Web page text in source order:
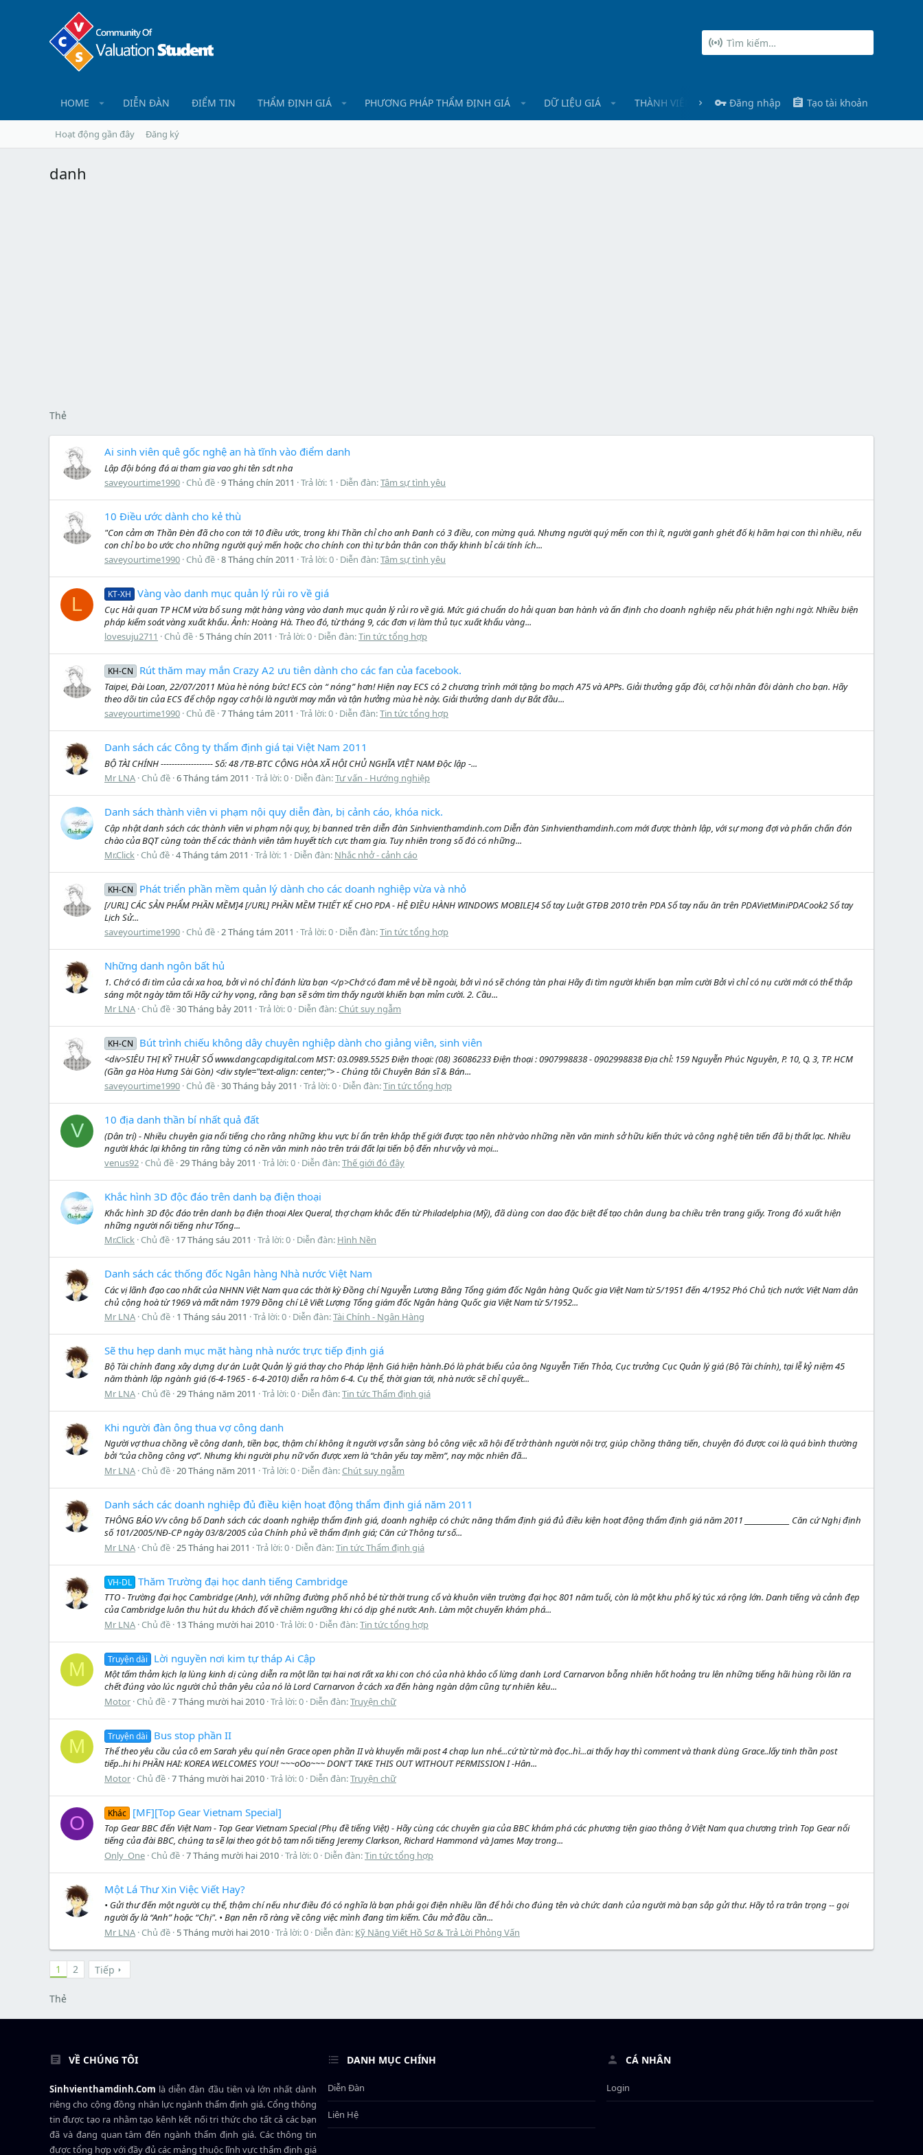
HOME DIỄN ĐÀN ĐIỂM TIN THẨM ĐỊNH GIÁ PHƯƠNG PHÁP THẨM ĐỊNH GIÁ DỮ LIỆU GIÁ THÀNH VIÊN Đăng nhập Tạo tài khoản
Hoạt động gần đây Đăng ký
danh
Thẻ
Ai sinh viên quê gốc nghệ an hà tĩnh vào điểm danh
Lập đội bóng đá ai tham gia vao ghi tên sdt nha
saveyourtime1990 Chủ đề 9 Tháng chín 2011 Trả lời: 1 Diễn đàn:Tâm sự tình yêu
10 Điều ước dành cho kẻ thù
"Con cảm ơn Thần Đèn đã cho con tới 10 điều ước, trong khi Thần chỉ cho anh Đanh có 3 điều, con mừng quá. Nhưng người quý mến con thì ít, người ganh ghét đố kị hãm hại con thì nhiều, nếu
con chỉ bo bo ước cho những người quý mến hoặc cho chính con thì tự bản thân con thấy khinh bỉ cái tính ích...
saveyourtime1990 Chủ đề 8 Tháng chín 2011 Trả lời: 0 Diễn đàn:Tâm sự tình yêu
L KT-XH Vàng vào danh mục quản lý rủi ro về giá
Cục Hải quan TP HCM vừa bổ sung mặt hàng vàng vào danh mục quản lý rủi ro về giá. Mức giá chuẩn do hải quan ban hành và ấn định cho doanh nghiệp nếu phát hiện nghi ngờ. Nhiều biện
pháp kiểm soát vàng xuất khẩu. Ảnh: Hoàng Hà. Theo đó, từ tháng 9, các đơn vị làm thủ tục xuất khẩu vàng...
lovesuju2711
Chủ đề 5 Tháng chín 2011 Trả lời: 0 Diễn đàn:Tin tức tổng hợp
KH-CN Rút thăm may mắn Crazy A2 ưu tiên dành cho các fan của facebook.
Taipei, Đài Loan, 22/07/2011 Mùa hè nóng bức! ECS còn “ nóng” hơn! Hiện nay ECS có 2 chương trình mới tặng bo mạch A75 và APPs. Giải thưởng gấp đôi, cơ hội nhân đôi dành cho bạn. Hãy
theo dõi tin của ECS để chộp ngay cơ hội là người may mắn và tận hưởng mùa hè này. Giải thưởng danh dự Bắt đầu...
saveyourtime1990 Chủ đề 7 Tháng tám 2011 Trả lời: 0 Diễn đàn:Tin tức tổng hợp
Danh sách các Công ty thẩm định giá tại Việt Nam 2011
BỘ TÀI CHÍNH ------------------- Số: 48 /TB-BTC CỘNG HÒA XÃ HỘI CHỦ NGHĨA VIỆT NAM Độc lập -...
Mr LNA Chủ đề 6 Tháng tám 2011 Trả lời: 0 Diễn đàn:Tư vấn - Hướng nghiệp
Danh sách thành viên vi phạm nội quy diễn đàn, bị cảnh cáo, khóa nick.
Cập nhật danh sách các thành viên vi phạm nội quy, bị banned trên diễn đàn Sinhvienthamdinh.com Diễn đàn Sinhvienthamdinh.com mới được thành lập, với sự mong đợi và phấn chấn đón
chào của BQT cùng toàn thể các thành viên tâm huyết tích cực tham gia. Tuy nhiên trong số đó có những...
Mr.Click Chủ đề 4 Tháng tám 2011 Trả lời: 1 Diễn đàn: Nhắc nhở - cảnh cáo
KH-CN Phát triển phần mềm quản lý dành cho các doanh nghiệp vừa và nhỏ
[/URL] CÁC SẢN PHẨM PHẦN MỀM]4 [/URL] PHẦN MỀM THIẾT KẾ CHO PDA - HỆ ĐIỀU HÀNH WINDOWS MOBILE]4 Sổ tay Luật GTĐB 2010 trên PDA Sổ tay nấu ăn trên PDAVietMiniPDACook2 Sổ tay
Lịch Sử...
saveyourtime1990 Chủ đề 2 Tháng tám 2011 Trả lời: 0 Diễn đàn:Tin tức tổng hợp
Những danh ngôn bất hủ
1. Chớ có đi tìm của cải xa hoa, bởi vì nó chỉ đánh lừa bạn </p>Chớ có đam mê vẻ bề ngoài, bởi vì nó sẽ chóng tàn phai Hãy đi tìm người khiến bạn mỉm cười Bởi vì chỉ có nụ cười mới có thể thắp
sáng một ngày tăm tối Hãy cứ hy vọng, rằng bạn sẽ sớm tìm thấy người khiến bạn mỉm cười. 2. Cầu...
Mr LNA Chủ đề 30 Tháng bảy 2011 Trả lời: 0 Diễn đàn:Chút suy ngẫm
KH-CN Bút trình chiếu không dây chuyên nghiệp dành cho giảng viên, sinh viên
<div>SIÊU THỊ KỸ THUẬT SỐ www.dangcapdigital.com MST: 03.0989.5525 Điện thoại: (08) 36086233 Điện thoại : 0907998838 - 0902998838 Địa chỉ: 159 Nguyễn Phúc Nguyên, P. 10, Q. 3, TP. HCM
(Gần ga Hòa Hưng Sài Gòn) <div style="text-align: center;"> - Chúng tôi Chuyên Bán sĩ & Bán...
saveyourtime1990 Chủ đề 30 Tháng bảy 2011 Trả lời: 0 Diễn đàn:Tin tức tổng hợp
V
10 địa danh thần bí nhất quả đất
(Dân trí) - Nhiều chuyên gia nổi tiếng cho rằng những khu vực bí ẩn trên khắp thế giới được tạo nên nhờ vào những nền văn minh sở hữu kiến thức và công nghệ tiên tiến đã bị thất lạc. Nhiều
người khác lại không tin rằng từng có nền văn minh nào trên trái đất lại tiến bộ đến như vậy và mọi...
venus92 Chủ đề 29 Tháng bảy 2011 Trả lời: 0 Diễn đàn:Thế giới đó đây
Khắc hình 3D độc đáo trên danh bạ điện thoại
Khắc hình 3D độc đáo trên danh bạ điện thoại Alex Queral, thợ chạm khắc đến từ Philadelphia (Mỹ), đã dùng con dao đặc biệt để tạo chân dung ba chiều trên trang giấy. Trong đó xuất hiện
những người nổi tiếng như Tổng...
Mr.Click Chủ đề 17 Tháng sáu 2011 Trả lời: 0 Diễn đàn: Hình Nền
Danh sách các thống đốc Ngân hàng Nhà nước Việt Nam
Các vị lãnh đạo cao nhất của NHNN Việt Nam qua các thời kỳ Đồng chí Nguyễn Lương Bằng Tổng giám đốc Ngân hàng Quốc gia Việt Nam từ 5/1951 đến 4/1952 Phó Chủ tịch nước Việt Nam dân
chủ cộng hoà từ 1969 và mất năm 1979 Đồng chí Lê Viết Lượng Tổng giám đốc Ngân hàng Quốc gia Việt Nam từ 5/1952...
Mr LNA Chủ đề 1 Tháng sáu 2011 Trả lời: 0 Diễn đàn:Tài Chính - Ngân Hàng
Sẽ thu hẹp danh mục mặt hàng nhà nước trực tiếp định giá
Bộ Tài chính đang xây dựng dự án Luật Quản lý giá thay cho Pháp lệnh Giá hiện hành.Đó là phát biểu của ông Nguyễn Tiến Thỏa, Cục trưởng Cục Quản lý giá (Bộ Tài chính), tại lễ kỷ niệm 45
năm thành lập ngành giá (6-4-1965 - 6-4-2010) diễn ra hôm 6-4. Cụ thể, thời gian tới, nhà nước sẽ chỉ quyết...
Mr LNA Chủ đề 29 Tháng năm 2011 Trả lời: 0 Diễn đàn:Tin tức Thẩm định giá
Khi người đàn ông thua vợ công danh
Người vợ thua chồng về công danh, tiền bạc, thậm chí không ít người vợ sẵn sàng bỏ công việc xã hội để trở thành người nội trợ, giúp chồng thăng tiến, chuyện đó được coi là quá bình thường
bởi “của chồng công vợ”. Nhưng khi người phụ nữ vốn được xem là “chân yếu tay mềm”, nay mặc nhiên đã...
Mr LNA Chủ đề 20 Tháng năm 2011 Trả lời: 0 Diễn đàn:Chút suy ngẫm
Danh sách các doanh nghiệp đủ điều kiện hoạt động thẩm định giá năm 2011
THÔNG BÁO V/v công bố Danh sách các doanh nghiệp thẩm định giá, doanh nghiệp có chức năng thẩm định giá đủ điều kiện hoạt động thẩm định giá năm 2011 _____________ Căn cứ Nghị định
số 101/2005/NĐ-CP ngày 03/8/2005 của Chính phủ về thẩm định giá; Căn cứ Thông tư số...
Mr LNA Chủ đề 25 Tháng hai 2011 Trả lời: 0 Diễn đàn:Tin tức Thẩm định giá
VH-DL Thăm Trường đại học danh tiếng Cambridge
TTO - Trường đại học Cambridge (Anh), với những đường phố nhỏ bé từ thời trung cổ và khuôn viên trường đại học 801 năm tuổi, còn là một khu phố ký túc xá rộng lớn. Danh tiếng và cảnh đẹp
của Cambridge luôn thu hút du khách đổ về chiêm ngưỡng khi có dịp ghé nước Anh. Làm một chuyến khám phá...
Mr LNA Chủ đề 13 Tháng mười hai 2010 Trả lời: 0 Diễn đàn:Tin tức tổng hợp
M Truyện dài Lời nguyền nơi kim tự tháp Ai Cập
Một tấm thảm kịch lạ lùng kinh dị cùng diễn ra một lần tại hai nơi rất xa khi con chó của nhà khảo cổ lừng danh Lord Carnarvon bỗng nhiên hốt hoảng tru lên những tiếng hãi hùng rồi lăn ra
chết đúng vào lúc người chủ thân yêu của nó là Lord Carnarvon ở cách xa đến hàng ngàn dậm cũng tự nhiên kêu...
Motor Chủ đề 7 Tháng mười hai 2010 Trả lời: 0 Diễn đàn:Truyện chữ
M Truyện dài Bus stop phần II
Thể theo yêu cầu của cô em Sarah yêu quí nên Grace open phần II và khuyến mãi post 4 chap lun nhé...cứ từ từ mà đọc..hì...ai thấy hay thì comment và thank dùng Grace..lấy tinh thần post
tiếp..hi hi PHẦN HAI: KOREA WELCOMES YOU! ~~~oOo~~~ DON'T TAKE THIS OUT WITHOUT PERMISSION I -Hân...
Motor Chủ đề 7 Tháng mười hai 2010 Trả lời: 0 Diễn đàn:Truyện chữ
O Khác [MF][Top Gear Vietnam Special]
Top Gear BBC đến Việt Nam - Top Gear Vietnam Special (Phụ đề tiếng Việt) - Hãy cùng các chuyên gia của BBC khám phá các phương tiện giao thông ở Việt Nam qua chương trình Top Gear nổi
tiếng của đài BBC, chúng ta sẽ lại theo gót bộ tam nổi tiếng Jeremy Clarkson, Richard Hammond và James May trong...
Only_One Chủ đề 7 Tháng mười hai 2010 Trả lời: 0 Diễn đàn:Tin tức tổng hợp
Một Lá Thư Xin Việc Viết Hay?
• Gửi thư đến một người cụ thể, thậm chí nếu như điều đó có nghĩa là bạn phải gọi điện nhiều lần để hỏi cho đúng tên và chức danh của người mà bạn sắp gửi thư. Hãy tỏ ra trân trọng -- gọi
người ấy là “Anh” hoặc “Chị". • Bạn nên rõ ràng về công việc mình đang tìm kiếm. Câu mở đầu cần...
Mr LNA Chủ đề 5 Tháng mười hai 2010 Trả lời: 0 Diễn đàn: Kỹ Năng Viết Hồ Sơ & Trả Lời Phỏng Vấn
1 2 Tiếp
Thẻ
VỀ CHÚNG TÔI
Sinhvienthamdinh.Com là diễn đàn đầu tiên và lớn nhất dành
riêng cho cộng đồng nhân lực ngành thẩm định giá. Cổng thông
tin được tạo ra nhằm tạo kênh kết nối tri thức cho tất cả các bạn
đã và đang quan tâm đến ngành thẩm định giá. Các thông tin
được tổng hợp với đầy đủ các mảng thuộc lĩnh vực thẩm định giá
DANH MỤC CHÍNH
Diễn Đàn
Liên Hệ
CÁ NHÂN
Login